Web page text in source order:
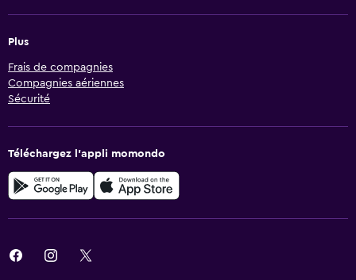
Plus
Frais de compagnies
Compagnies aériennes
Sécurité
Téléchargez l’appli momondo